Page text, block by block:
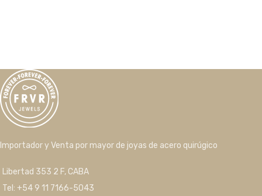
Importador y Venta por mayor de joyas de acero quirúgico
Libertad 353 2 F, CABA
Tel: +54 9 11 7166-5043